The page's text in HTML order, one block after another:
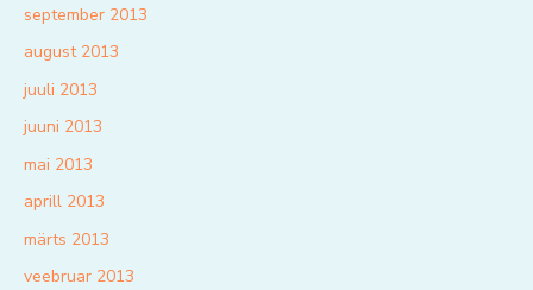
september 2013
august 2013
juuli 2013
juuni 2013
mai 2013
aprill 2013
märts 2013
veebruar 2013